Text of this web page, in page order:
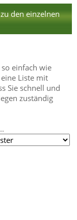
den einzelnen
einfach wie
Liste mit
Sie schnell und
zuständig